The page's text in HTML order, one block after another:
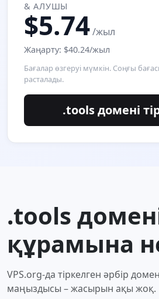
& АЛУШЫ
$5.74/жыл
Жаңарту: $40.24/жыл
Бағалар өзгеруі мүмкін. Соңғы
расталады.
.tools домені
.tools
құрамына
VPS.org-да тіркелген әрбір
маңыздысы – жасырын ақы жоқ.